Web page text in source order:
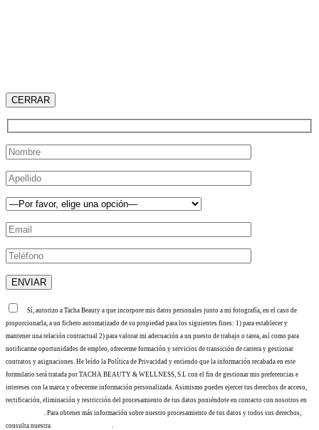
CERRAR
Sí, autorizo a Tacha Beauty a que incorpore mis datos personales junto a mi fotografía, en el caso de
proporcionarla, a un fichero automatizado de su propiedad para los siguientes fines: 1) para establecer y
mantener una relación contractual 2) para valorar mi adecuación a un puesto de trabajo o tarea, así como para
notificarme oportunidades de empleo, ofrecerme formación y servicios de transición de carrera y gestionar
contratos y asignaciones. He leído la Política de Privacidad y entiendo que la información recabada en este
formulario será tratada por TACHA BEAUTY & WELLNESS, S.L con el fin de gestionar mis preferencias e
intereses con la marca y ofrecerme información personalizada. Asimismo puedes ejercer tus derechos de acceso,
rectificación, eliminación y restricción del procesamiento de tus datos poniéndote en contacto con nosotros en
. Para obtener más información sobre nuestro procesamiento de tus datos y todos sus derechos,
consulta nuestra